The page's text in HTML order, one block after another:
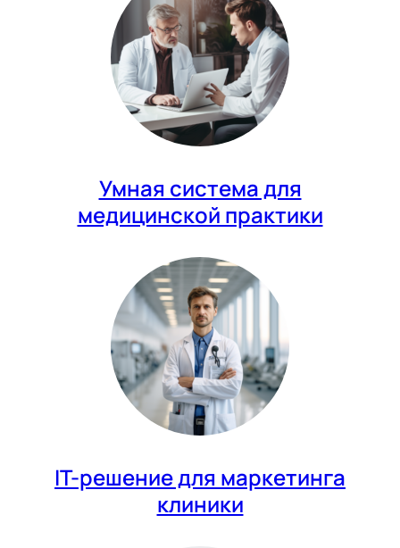
Умная система для
медицинской практики
IT-решение для маркетинга
клиники